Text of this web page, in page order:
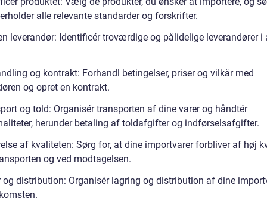
alle relevante standarder og forskrifter.
leverandør: Identificér troværdige og pålidelige leverandører i
og kontrakt: Forhandl betingelser, priser og vilkår med
og opret en kontrakt.
og told: Organisér transporten af dine varer og håndtér
herunder betaling af toldafgifter og indførselsafgifter.
af kvaliteten: Sørg for, at dine importvarer forbliver af høj
og ved modtagelsen.
og distribution: Organisér lagring og distribution af dine